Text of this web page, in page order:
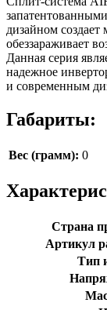
дизайном
обеззараживает
Данная серия
надежное
и современным
Габариты:
Вес (грамм): 0
Страна
Артикул
Тип